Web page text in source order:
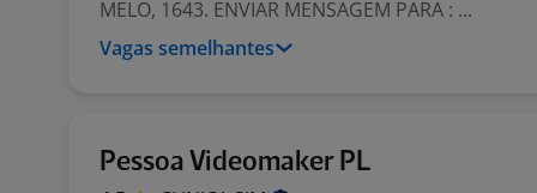
MELO, 1643. ENVIAR MENSAGEM PARA : ...
Vagas semelhantes
Pessoa Videomaker PL